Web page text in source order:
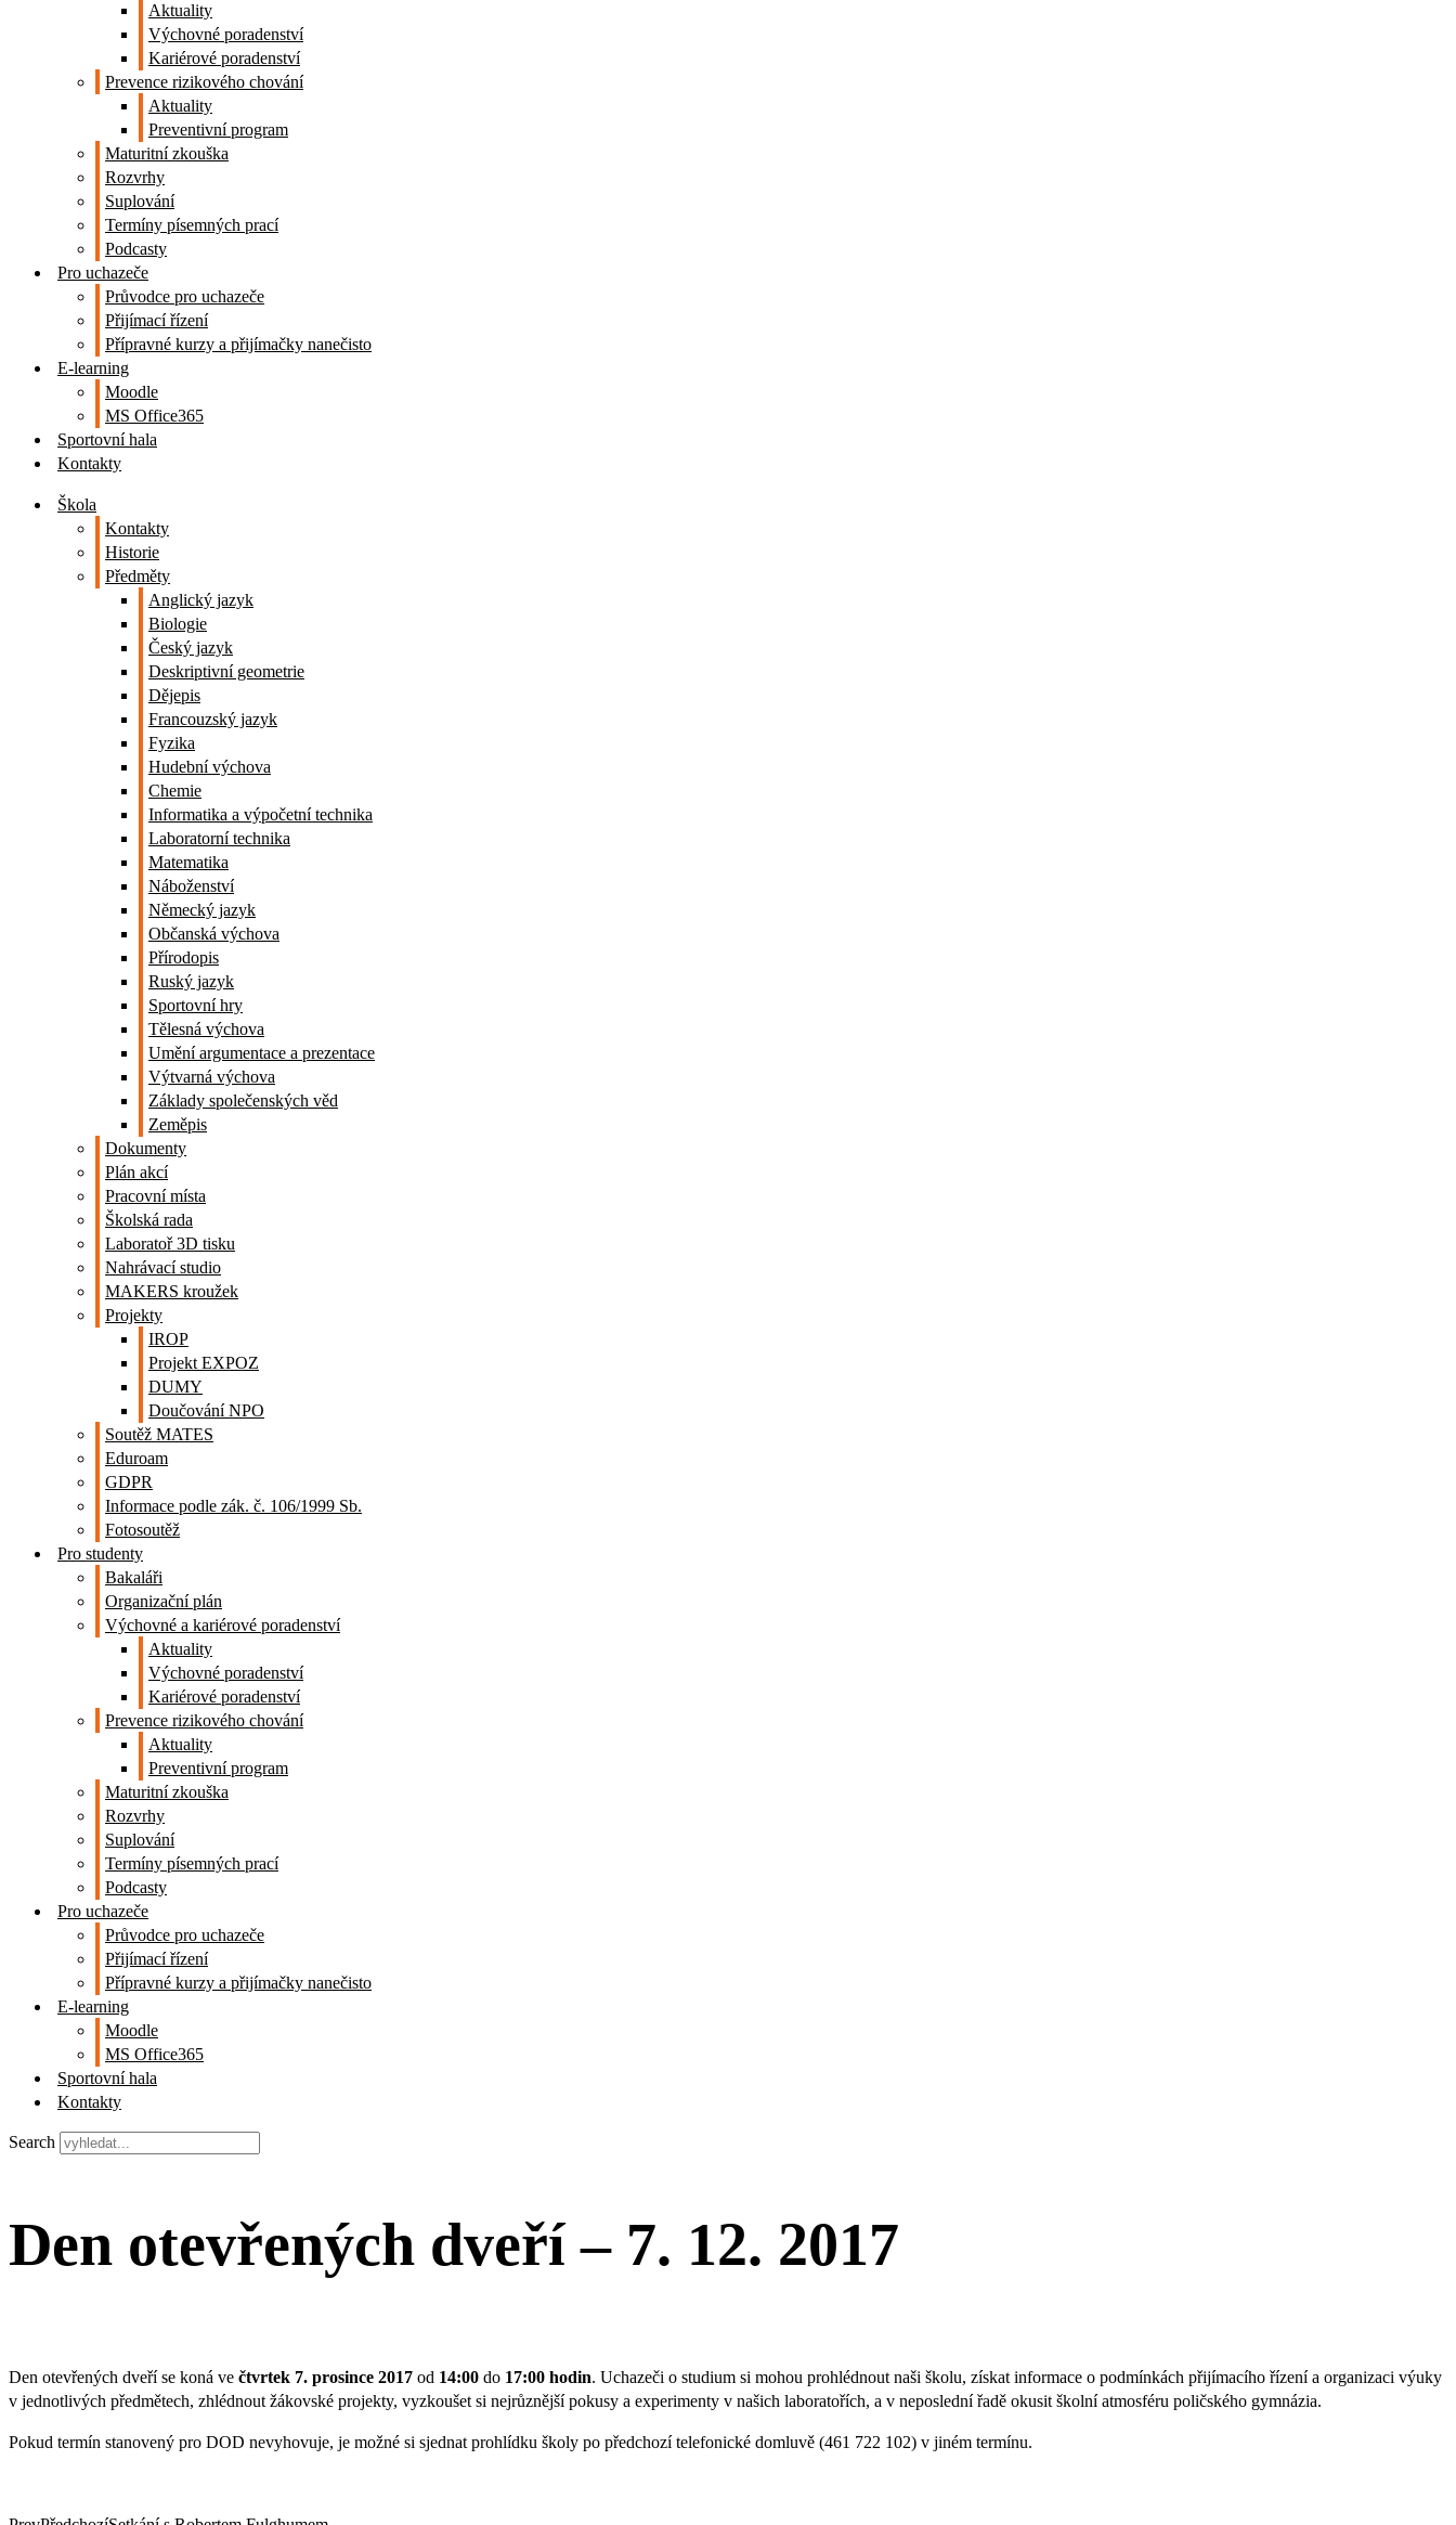
Aktuality
Výchovné poradenství
Kariérové poradenství
Prevence rizikového chování
Aktuality
Preventivní program
Maturitní zkouška
Rozvrhy
Suplování
Termíny písemných prací
Podcasty
Pro uchazeče
Průvodce pro uchazeče
Přijímací řízení
Přípravné kurzy a přijímačky nanečisto
E-learning
Moodle
MS Office365
Sportovní hala
Kontakty
Škola
Kontakty
Historie
Předměty
Anglický jazyk
Biologie
Český jazyk
Deskriptivní geometrie
Dějepis
Francouzský jazyk
Fyzika
Hudební výchova
Chemie
Informatika a výpočetní technika
Laboratorní technika
Matematika
Náboženství
Německý jazyk
Občanská výchova
Přírodopis
Ruský jazyk
Sportovní hry
Tělesná výchova
Umění argumentace a prezentace
Výtvarná výchova
Základy společenských věd
Zeměpis
Dokumenty
Plán akcí
Pracovní místa
Školská rada
Laboratoř 3D tisku
Nahrávací studio
MAKERS kroužek
Projekty
IROP
Projekt EXPOZ
DUMY
Doučování NPO
Soutěž MATES
Eduroam
GDPR
Informace podle zák. č. 106/1999 Sb.
Fotosoutěž
Pro studenty
Bakaláři
Organizační plán
Výchovné a kariérové poradenství
Aktuality
Výchovné poradenství
Kariérové poradenství
Prevence rizikového chování
Aktuality
Preventivní program
Maturitní zkouška
Rozvrhy
Suplování
Termíny písemných prací
Podcasty
Pro uchazeče
Průvodce pro uchazeče
Přijímací řízení
Přípravné kurzy a přijímačky nanečisto
E-learning
Moodle
MS Office365
Sportovní hala
Kontakty
Search
Den otevřených dveří – 7. 12. 2017
Den otevřených dveří se koná ve čtvrtek 7. prosince 2017 od 14:00 do 17:00 hodin. Uchazeči o studium si mohou prohlédnout naši školu, získat informace o podmínkách přijímacího řízení a organizaci výuky
v jednotlivých předmětech, zhlédnout žákovské projekty, vyzkoušet si nejrůznější pokusy a experimenty v našich laboratořích, a v neposlední řadě okusit školní atmosféru poličského gymnázia.
Pokud termín stanovený pro DOD nevyhovuje, je možné si sjednat prohlídku školy po předchozí telefonické domluvě (461 722 102) v jiném termínu.